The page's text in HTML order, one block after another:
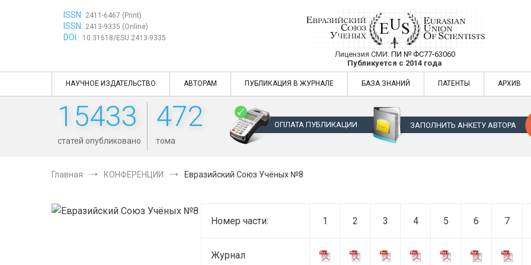
ISSN: 2411-6467 (Print)
ISSN: 2413-9335 (Online)
DOI: 10.31618/ESU.2413-9335
Евразийский Союз Ученых —
Лицензия СМИ: ПИ № ФС77-63060
Публикуется с 2014 года
Евразийский Союз Ученых — публикация научных статей в
НАУЧНОЕ ИЗДАТЕЛЬСТВО АВТОРАМ ПУБЛИКАЦИЯ В ЖУРНАЛЕ БАЗА ЗНАНИЙ ПАТЕНТЫ АРХИВ
15433
статей опубликовано
472
тома
ОПЛАТА ПУБЛИКАЦИИ ЗАПОЛНИТЬ АНКЕТУ АВТОРА
Главная КОНФЕРЕНЦИИ Евразийский Союз Учёных №8
Номер части: 1 2 3 4 5 6 7
Журнал